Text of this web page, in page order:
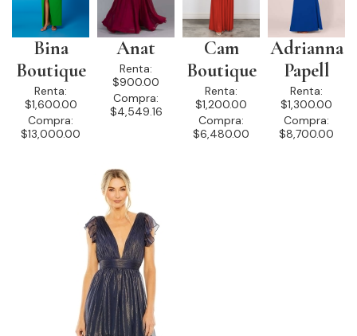
Bina
Boutique
Renta:
$1,600.00
Compra:
$13,000.00
Anat
Renta:
$900.00
Compra:
$4,549.16
Cam
Boutique
Renta:
$1,200.00
Compra:
$6,480.00
Adrianna
Papell
Renta:
$1,300.00
Compra:
$8,700.00